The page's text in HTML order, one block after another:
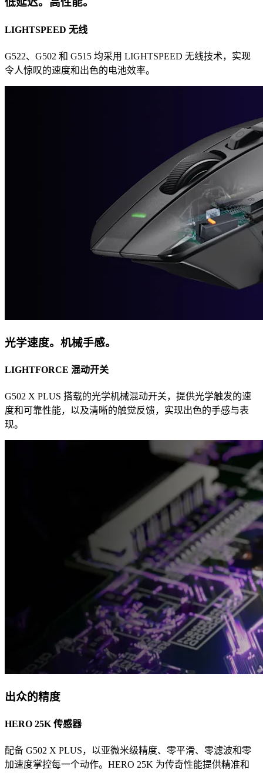
LIGHTSPEED 无线
G522、G502 和 G515 均采用 LIGHTSPEED 无线技术，实现
令人惊叹的速度和出色的电池效率。
光学速度。机械手感。
LIGHTFORCE 混动开关
G502 X PLUS 搭载的光学机械混动开关，提供光学触发的速
度和可靠性能，以及清晰的触觉反馈，实现出色的手感与表
现。
出众的精度
HERO 25K 传感器
配备 G502 X PLUS，以亚微米级精度、零平滑、零滤波和零
加速度掌控每一个动作。HERO 25K 为传奇性能提供精准和